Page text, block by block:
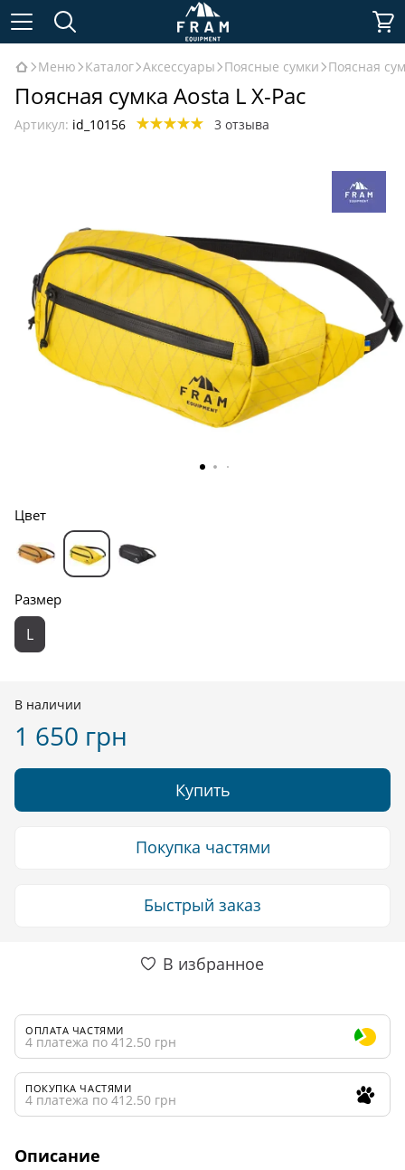
Меню Каталог Аксессуары Поясные сумки Поясная
Поясная сумка Aosta L X-Pac
Артикул: id_10156 3 отзыва
Цвет
Размер
L
В наличии
1 650 грн
Купить
Покупка частями
Быстрый заказ
В избранное
ОПЛАТА ЧАСТЯМИ
4 платежа по 412.50 грн
ПОКУПКА ЧАСТЯМИ
4 платежа по 412.50 грн
Описание